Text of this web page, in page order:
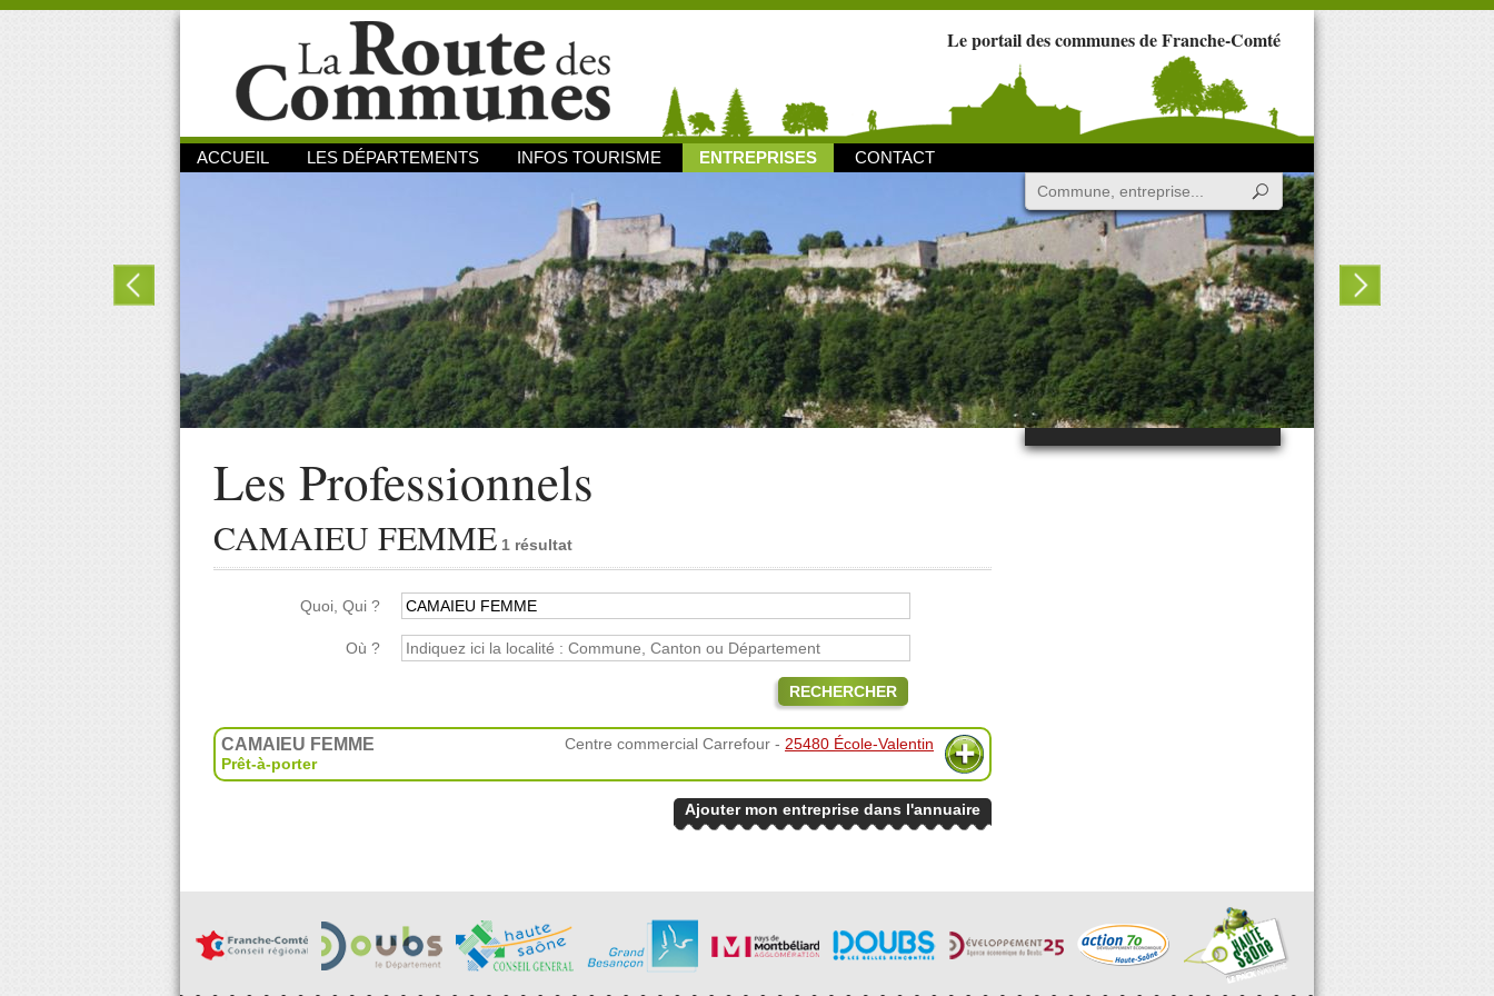
Le portail des communes de Franche-Comté
ACCUEIL LES DÉPARTEMENTS INFOS TOURISME ENTREPRISES CONTACT
Les Professionnels
CAMAIEU FEMME 1 résultat
Quoi, Qui ?
Où ?
RECHERCHER
CAMAIEU FEMME Centre commercial Carrefour - 25480 École-Valentin
Prêt-à-porter
Ajouter mon entreprise dans l'annuaire